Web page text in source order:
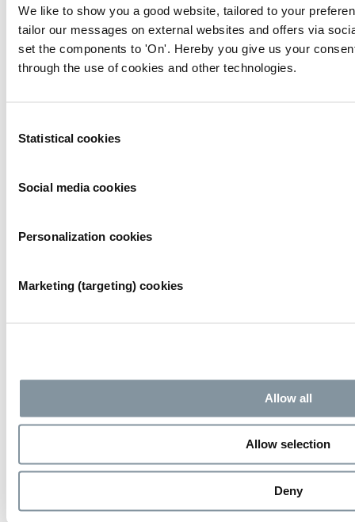
We like to show you a good website, tailored to your
tailor our messages on external websites and offers via
set the components to 'On'. Hereby you give us your
through the use of cookies and other technologies.
Selection
Statistical cookies
Social media cookies
Personalization cookies
Marketing (targeting) cookies
Allow all
Allow selection
Deny
evenement.
U kunt telefonisch via 020 549 16 02 / 020 549 31 12 of
contact opnemen.